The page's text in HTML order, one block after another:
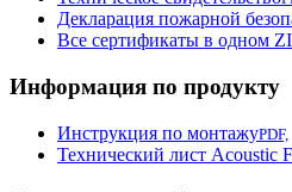
Декларация пожарной
Все сертификаты в одном
Информация по продукту
Инструкция по монтажуPDF,
Технический лист Acoustic